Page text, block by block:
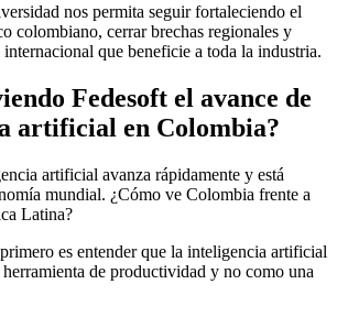
nos permita seguir fortaleciendo el
colombiano, cerrar brechas regionales y
que beneficie a toda la industria.
Fedesoft el avance de
artificial en Colombia?
artificial avanza rápidamente y está
mundial. ¿Cómo ve Colombia frente a
Latina?
es entender que la inteligencia artificial
de productividad y no como una